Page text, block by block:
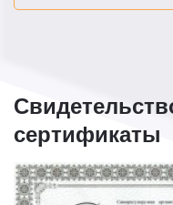
сертификаты